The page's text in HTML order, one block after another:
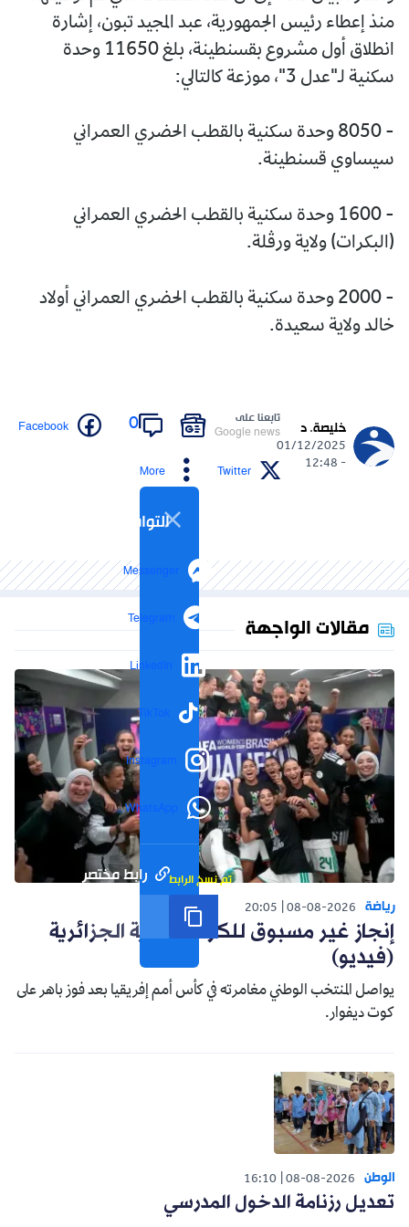
منذ إعطاء رئيس الجمهورية، عبد المجيد تبون، إشارة
انطلاق أول مشروع بقسنطينة، بلغ 11650 وحدة
سكنية لـ"عدل 3"، موزعة كالتالي:
- 8050 وحدة سكنية بالقطب الحضري العمراني
سيساوي قسنطينة.
- 1600 وحدة سكنية بالقطب الحضري العمراني
(البكرات) ولاية ورڤلة.
- 2000 وحدة سكنية بالقطب الحضري العمراني أولاد
خالد ولاية سعيدة.
خليصة. د
01/12/2025
- 12:48
تابعنا على
Google news
0
Facebook
Twitter
More
التواصل الاجتماعي
Messenger
Telegram
LinkedIn
TikTok
Instagram
WhatsApp
رابط مختصر تم نسخ الرابط
مقالات الواجهة
رياضة 08-08-2026
20:05
إنجاز غير مسبوق للكرة النسوية الجزائرية
(فيديو)
يواصل المنتخب الوطني مغامرته في كأس أمم إفريقيا بعد فوز باهر على
كوت ديفوار.
الوطن 08-08-2026
16:10
تعديل رزنامة الدخول المدرسي